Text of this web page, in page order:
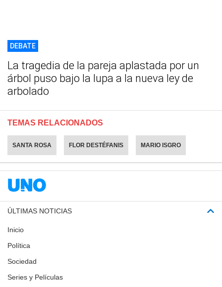
DEBATE
La tragedia de la pareja aplastada por un
árbol puso bajo la lupa a la nueva ley de
arbolado
TEMAS RELACIONADOS
SANTA ROSA FLOR DESTÉFANIS MARIO ISGRO
ÚLTIMAS NOTICIAS
Inicio
Política
Sociedad
Series y Películas